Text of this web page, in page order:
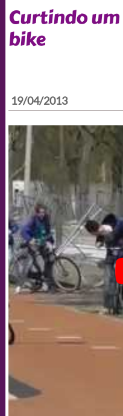
Curtindo
bike
19/04/2013